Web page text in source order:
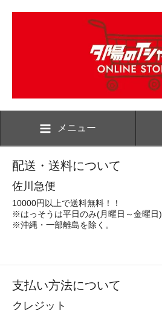
メニュー
配送・送料について
佐川急便
10000円以上で送料無料！！
※はっそうは平日のみ(月曜日～金曜日)
※沖縄・一部離島を除く。
支払い方法について
クレジット